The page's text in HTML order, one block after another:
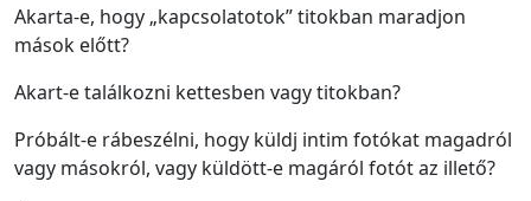
Akarta-e, hogy „kapcsolatotok” titokban maradjon
mások előtt?
Akart-e találkozni kettesben vagy titokban?
Próbált-e rábeszélni, hogy küldj intim fotókat magadról
vagy másokról, vagy küldött-e magáról fotót az illető?